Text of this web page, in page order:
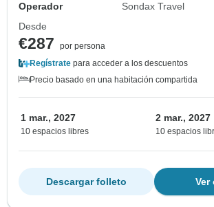
Operador
Sondax Travel
Desde
€287
por persona
Regístrate para acceder a los descuentos
Precio basado en una habitación compartida
1 mar., 2027
10 espacios libres
2 mar., 2027
10 espacios
Ver
Descargar folleto